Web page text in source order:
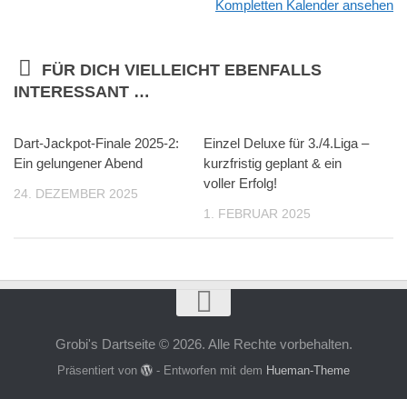
Kompletten Kalender ansehen
FÜR DICH VIELLEICHT EBENFALLS
INTERESSANT …
Dart-Jackpot-Finale 2025-2:
Ein gelungener Abend
24. DEZEMBER 2025
Einzel Deluxe für 3./4.Liga –
kurzfristig geplant & ein
voller Erfolg!
1. FEBRUAR 2025
Grobi's Dartseite © 2026. Alle Rechte vorbehalten.
Präsentiert von - Entworfen mit dem Hueman-Theme